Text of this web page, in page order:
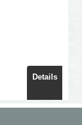
Details